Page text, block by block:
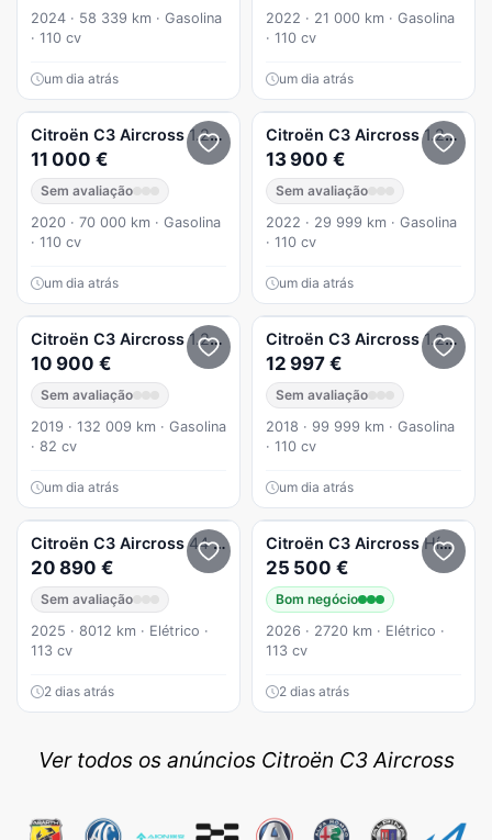
2024 · 58 339 km · Gasolina
· 110 cv
um dia atrás
2022 · 21 000 km · Gasolina
· 110 cv
um dia atrás
Citroën C3 Aircross 1.2 PureTech Feel Pack
11 000 €
Sem avaliação
2020 · 70 000 km · Gasolina
· 110 cv
um dia atrás
Citroën C3 Aircross 1.2 PureTech Feel
13 900 €
Sem avaliação
2022 · 29 999 km · Gasolina
· 110 cv
um dia atrás
Citroën C3 Aircross 1.2 PureTech Shine
10 900 €
Sem avaliação
2019 · 132 009 km · Gasolina
· 82 cv
um dia atrás
Citroën C3 Aircross 1.2 PureTech Shine EAT6
12 997 €
Sem avaliação
2018 · 99 999 km · Gasolina
· 110 cv
um dia atrás
Citroën C3 Aircross 44 kWh Autonomia Conforto Max
20 890 €
Sem avaliação
2025 · 8012 km · Elétrico ·
113 cv
2 dias atrás
Citroën C3 Aircross Híbrido 145cv Automático - MAX
25 500 €
Bom negócio
2026 · 2720 km · Elétrico ·
113 cv
2 dias atrás
Ver todos os anúncios Citroën C3 Aircross